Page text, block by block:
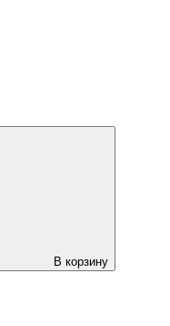
В корзину